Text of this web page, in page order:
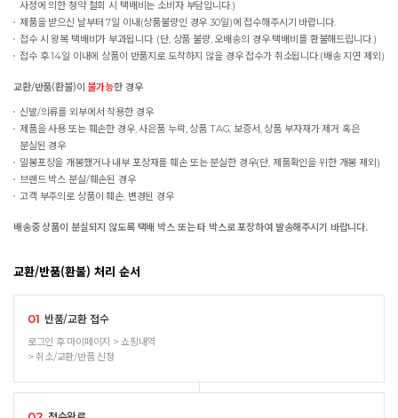
사정에 의한 청약 철회 시 택배비는 소비자 부담입니다.)
제품을 받으신 날부터 7일 이내(상품불량인 경우 30일)에 접수해주시기 바랍니다.
접수 시 왕복 택배비가 부과됩니다. (단, 상품 불량, 오배송의 경우 택배비를 환불해드립니다.)
접수 후 14일 이내에 상품이 반품지로 도착하지 않을 경우 접수가 취소됩니다.(배송 지연 제외)
교환/반품(환불)이 불가능한 경우
신발/의류를 외부에서 착용한 경우
제품을 사용 또는 훼손한 경우, 사은품 누락, 상품 TAG, 보증서, 상품 부자재가 제거 혹은
분실된 경우
밀봉포장을 개봉했거나 내부 포장재를 훼손 또는 분실한 경우(단, 제품확인을 위한 개봉 제외)
브랜드 박스 분실/훼손된 경우
고객 부주의로 상품이 훼손, 변경된 경우
배송중 상품이 분실되지 않도록 택배 박스 또는 타 박스로 포장하여 발송해주시기 바랍니다.
교환/반품(환불) 처리 순서
01 반품/교환 접수
로그인 후 마이페이지 > 쇼핑내역
> 취소/교환/반품 신청